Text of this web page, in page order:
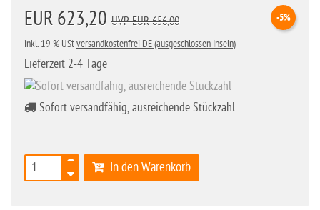
EUR 623,20 -5%
UVP EUR 656,00
inkl. 19 % UStversandkostenfrei DE (ausgeschlossen Inseln)
Lieferzeit 2-4 Tage
Sofort versandfähig, ausreichende Stückzahl
In den Warenkorb